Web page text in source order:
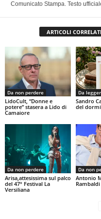
Comunicato Stampa. Testo
ARTICOLI CORRELATI
Da non perdere
LidoCult, “Donne e
potere” stasera a Lido di
Camaiore
Da
Sandro
del
Da non perdere
Arisa,attesissima sul palco
del 47° Festival La
Versiliana
Da non
Antonio